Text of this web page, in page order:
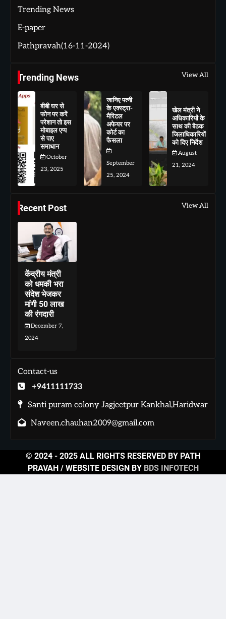
Trending News
E-paper
Pathpravah(16-11-2024)
Trending News View All
बीबी घर से
फोन पर करें
परेशान तो इस
मोबाइल एप्प
से पाए
समाधान
October
23, 2025
जानिए पत्नी
के एक्स्ट्रा-
मैरिटल
अफेयर पर
कोर्ट का
फैसला
September
25, 2024
खेल मंत्री ने
अधिकारियों के
साथ की बैठक
जिलाधिकारियों
को दिए निर्देश
August
21, 2024
Recent Post View All
केंद्रीय मंत्री
को धमकी भरा
संदेश भेजकर
मांगी 50 लाख
की रंगदारी
December 7,
2024
Contact-us
+9411111733
Santi puram colony Jagjeetpur Kankhal,Haridwar
Naveen.chauhan2009@gmail.com
© 2024 - 2025 ALL RIGHTS RESERVED BY PATH
PRAVAH / WEBSITE DESIGN BY BDS INFOTECH